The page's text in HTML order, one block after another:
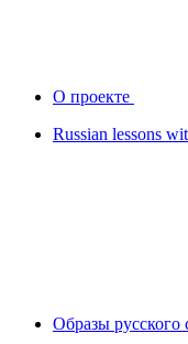
О проекте
Russian lessons
Образы русского